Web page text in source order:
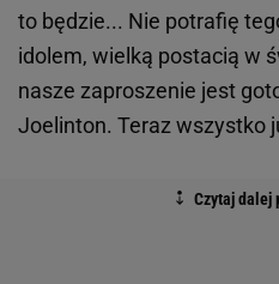
to będzie... Nie potrafię
idolem, wielką postacią w
nasze zaproszenie jest
Joelinton. Teraz wszystko